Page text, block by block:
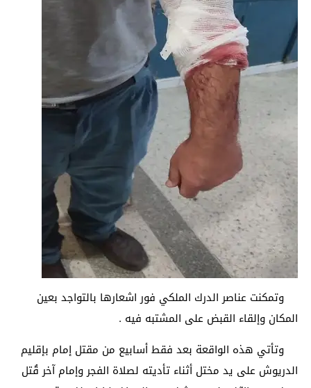
وتمكنت عناصر الدرك الملكي فور اشعارها بالتواجد بعين
المكان وإلقاء القبض على المشتبه فيه .
وتأتي هذه الواقعة بعد فقط أسابيع من مقتل إمام بإقليم
الدريوش على يد مختل أثناء تأديته لصلاة الفجر وإمام آخر قُتل